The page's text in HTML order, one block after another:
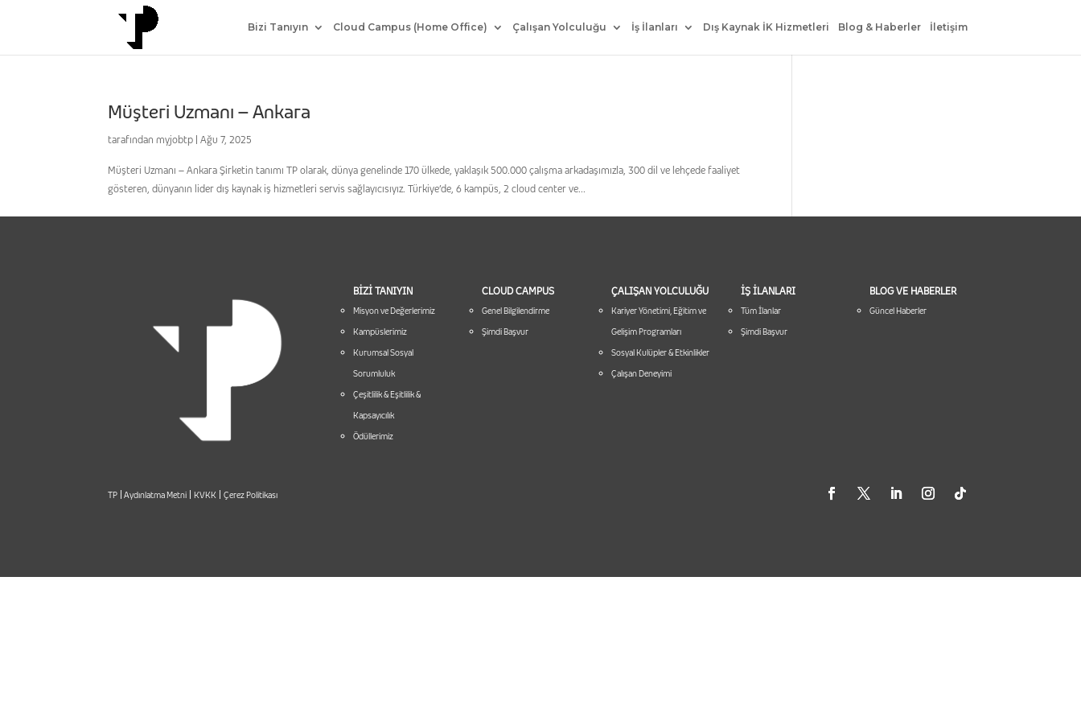
Bizi Tanıyın Cloud Campus (Home Office) Çalışan Yolculuğu İş İlanları Dış Kaynak İK Hizmetleri Blog & Haberler İletişim
Müşteri Uzmanı – Ankara
tarafındanmyjobtp |Ağu 7, 2025
Müşteri Uzmanı – Ankara Şirketin tanımı TP olarak, dünya genelinde 170 ülkede, yaklaşık 500.000 çalışma arkadaşımızla, 300 dil ve lehçede faaliyet
gösteren, dünyanın lider dış kaynak iş hizmetleri servis sağlayıcısıyız. Türkiye’de, 6 kampüs, 2 cloud center ve...
BİZİ TANIYIN
Misyon ve Değerlerimiz
Kampüslerimiz
Kurumsal Sosyal
Sorumluluk
Çeşitlilik & Eşitlilik &
Kapsayıcılık
Ödüllerimiz
CLOUD CAMPUS
Genel Bilgilendirme
Şimdi Başvur
ÇALIŞAN YOLCULUĞU
Kariyer Yönetimi, Eğitim ve
Gelişim Programları
Sosyal Kulüpler & Etkinlikler
Çalışan Deneyimi
İŞ İLANLARI
Tüm İlanlar
Şimdi Başvur
BLOG VE HABERLER
Güncel Haberler
TP | Aydınlatma Metni |KVKK |Çerez Politikası